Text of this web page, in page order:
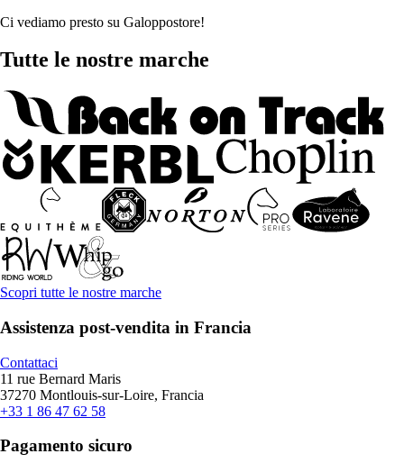
Ci vediamo presto su Galoppostore!
Tutte le nostre marche
Scopri tutte le nostre marche
Assistenza post-vendita in Francia
Contattaci
11 rue Bernard Maris
37270 Montlouis-sur-Loire, Francia
+33 1 86 47 62 58
Pagamento sicuro